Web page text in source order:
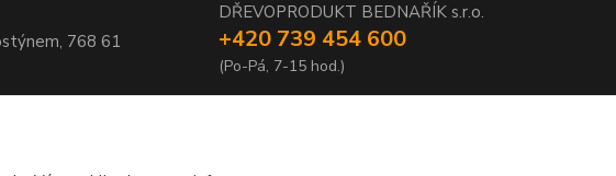
768 61
DŘEVOPRODUKT BEDNAŘÍK s.r.o.
+420 739 454 600
(Po-Pá, 7-15 hod.)